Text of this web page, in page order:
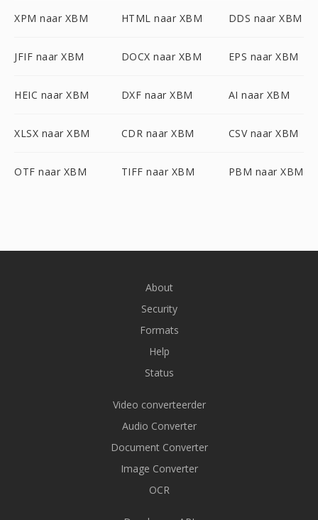
XPM naar XBM HTML naar XBM DDS naar XBM
JFIF naar XBM DOCX naar XBM EPS naar XBM
HEIC naar XBM DXF naar XBM AI naar XBM
XLSX naar XBM CDR naar XBM CSV naar XBM
OTF naar XBM TIFF naar XBM PBM naar XBM
About
Security
Formats
Help
Status
Video converteerder
Audio Converter
Document Converter
Image Converter
OCR